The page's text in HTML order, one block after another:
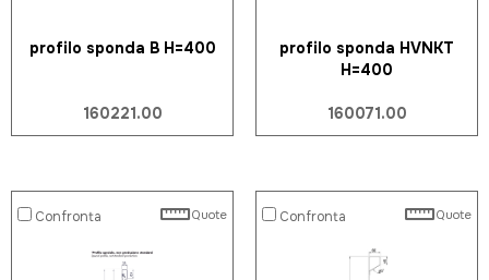
profilo sponda B H=400
160221.00
profilo sponda HVNKT
H=400
160071.00
Confronta Quote Confronta Quote